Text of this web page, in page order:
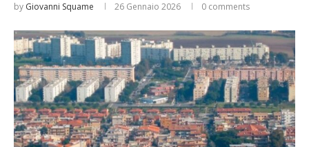
by Giovanni Squame 26 Gennaio 2026 0 comments